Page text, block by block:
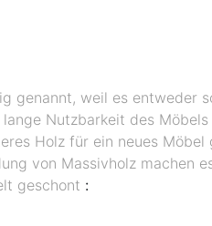
genannt, weil es entweder
Nutzbarkeit des
Holz für ein neues
von Massivholz machen
geschont :